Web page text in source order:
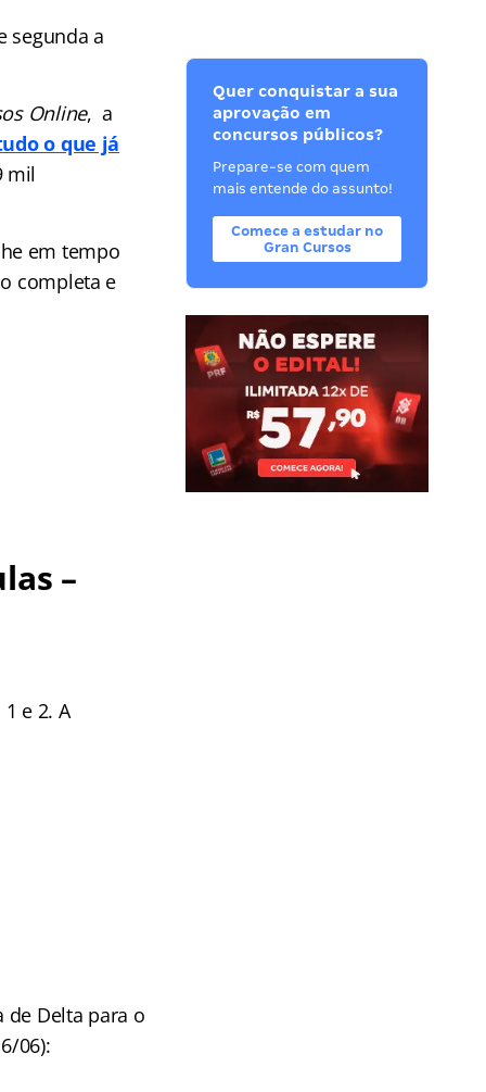
segunda a
Online, a
o que já
mil
em tempo
completa e
–
e 2. A
de Delta para o
06):
Quer conquistar a sua
aprovação em
concursos públicos?
Prepare-se com quem
mais entende do assunto!
Comece a estudar no
Gran Cursos